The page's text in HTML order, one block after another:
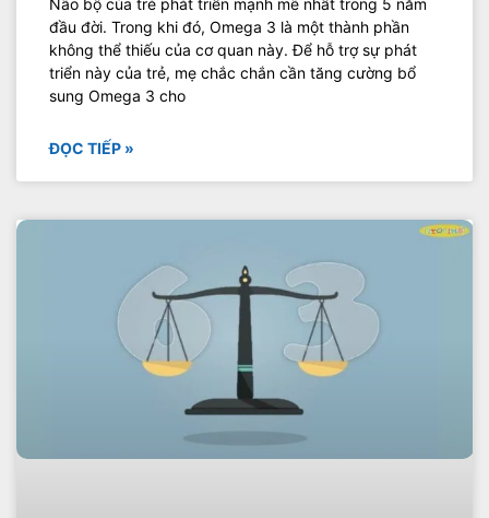
Não bộ của trẻ phát triển mạnh mẽ nhất trong 5 năm
đầu đời. Trong khi đó, Omega 3 là một thành phần
không thể thiếu của cơ quan này. Để hỗ trợ sự phát
triển này của trẻ, mẹ chắc chắn cần tăng cường bổ
sung Omega 3 cho
ĐỌC TIẾP »